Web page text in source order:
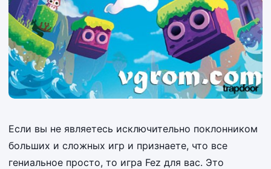
Если вы не являетесь исключительно поклонником
больших и сложных игр и признаете, что все
гениальное просто, то игра Fez для вас. Это